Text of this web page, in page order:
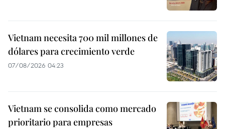
Vietnam necesita 700 mil millones de
dólares para crecimiento verde
07/08/2026 04:23
Vietnam se consolida como mercado
prioritario para empresas